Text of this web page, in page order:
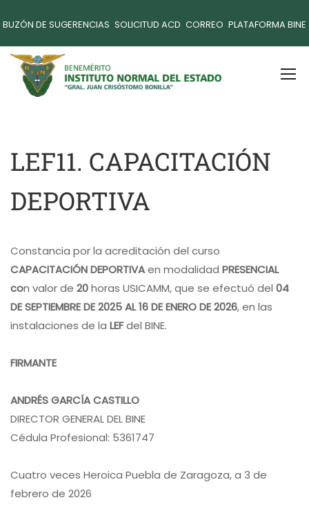
BUZÓN DE SUGERENCIAS SOLICITUD ACD CORREO PLATAFORMA BINE
LEF11. CAPACITACIÓN
DEPORTIVA
Constancia por la acreditación del curso
CAPACITACIÓN DEPORTIVAen modalidad PRESENCIAL
con valor de 20horas USICAMM, que se efectuó del 04
DE SEPTIEMBRE DE 2025 AL 16 DE ENERO DE 2026, en las
instalaciones de la LEFdel BINE.
FIRMANTE
ANDRÉS GARCÍA CASTILLO
DIRECTOR GENERAL DEL BINE
Cédula Profesional: 5361747
Cuatro veces Heroica Puebla de Zaragoza, a 3 de
febrero de 2026